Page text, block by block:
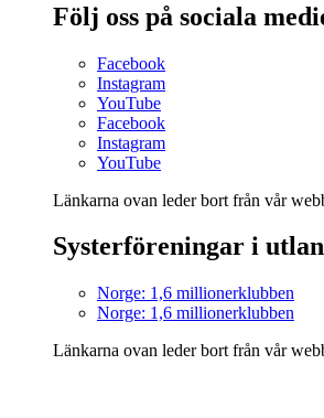
Följ oss på sociala
Facebook
Instagram
YouTube
Facebook
Instagram
YouTube
Länkarna ovan leder bort från vår
Systerföreningar i
Norge: 1,6 millionerklubben
Norge: 1,6 millionerklubben
Länkarna ovan leder bort från vår